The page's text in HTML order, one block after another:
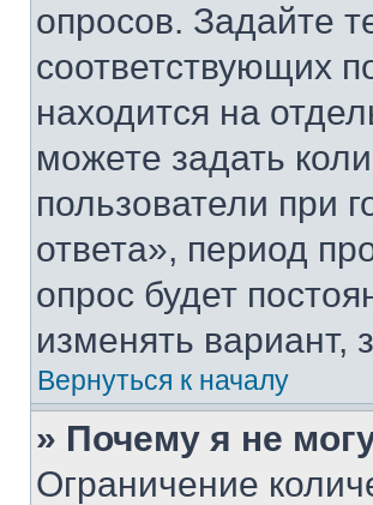
опросов. Задайте
соответствующих
находится на
можете задать
пользователи при
ответа», период
опрос будет
изменять вариант,
Вернуться к началу
» Почему я не
Ограничение